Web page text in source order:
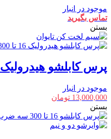
موجود در انبار
تماس بگیرید
بستن
پرس کابلشو هیدرولیک 16 تا 300 سه ضرب
موجود در انبار
13,000,000 تومان
بستن